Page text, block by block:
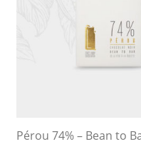
Pérou 74% – Bean to